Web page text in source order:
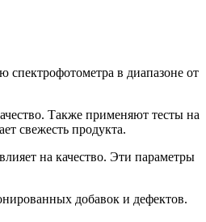
в диапазоне от
Также применяют тесты на
свежесть продукта.
на качество. Эти параметры
добавок и дефектов.